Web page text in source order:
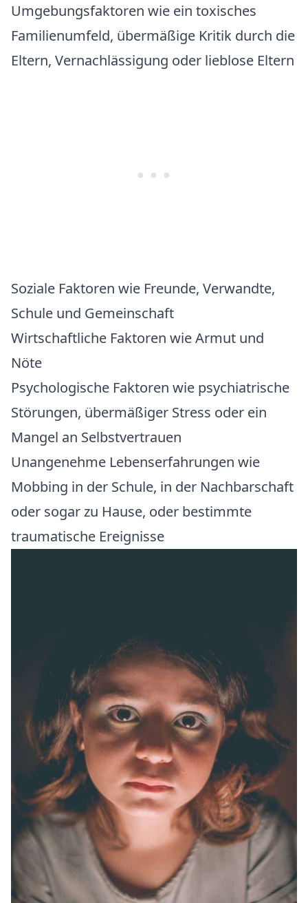
Umgebungsfaktoren wie ein toxisches
Familienumfeld, übermäßige Kritik durch die
Eltern, Vernachlässigung oder lieblose Eltern
Soziale Faktoren wie Freunde, Verwandte,
Schule und Gemeinschaft
Wirtschaftliche Faktoren wie Armut und
Nöte
Psychologische Faktoren wie psychiatrische
Störungen, übermäßiger Stress oder ein
Mangel an Selbstvertrauen
Unangenehme Lebenserfahrungen wie
Mobbing in der Schule, in der Nachbarschaft
oder sogar zu Hause, oder bestimmte
traumatische Ereignisse